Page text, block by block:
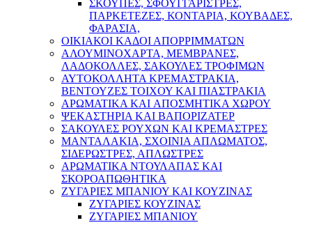
ΣΚΟΥΠΕΣ, ΣΦΟΥΓΓΑΡΙΣΤΡΕΣ,
ΠΑΡΚΕΤΕΖΕΣ, ΚΟΝΤΑΡΙΑ, ΚΟΥΒΑΔΕΣ,
ΦΑΡΑΣΙΑ,
ΟΙΚΙΑΚΟΙ ΚΑΔΟΙ ΑΠΟΡΡΙΜΜΑΤΩΝ
ΑΛΟΥΜΙΝΟΧΑΡΤΑ, ΜΕΜΒΡΑΝΕΣ,
ΛΑΔΟΚΟΛΛΕΣ, ΣΑΚΟΥΛΕΣ ΤΡΟΦΙΜΩΝ
ΑΥΤΟΚΟΛΛΗΤΑ ΚΡΕΜΑΣΤΡΑΚΙΑ,
ΒΕΝΤΟΥΖΕΣ ΤΟΙΧΟΥ ΚΑΙ ΠΙΑΣΤΡΑΚΙΑ
ΑΡΩΜΑΤΙΚΑ KAI ΑΠΟΣΜΗΤΙΚΑ ΧΩΡΟΥ
ΨΕΚΑΣΤΗΡΙΑ ΚΑΙ ΒΑΠΟΡΙΖΑΤΕΡ
ΣΑΚΟΥΛΕΣ ΡΟΥΧΩΝ ΚΑΙ ΚΡΕΜΑΣΤΡΕΣ
ΜΑΝΤΑΛΑΚΙΑ, ΣΧΟΙΝΙΑ ΑΠΛΩΜΑΤΟΣ,
ΣΙΔΕΡΩΣΤΡΕΣ, ΑΠΛΩΣΤΡΕΣ
ΑΡΩΜΑΤΙΚΑ ΝΤΟΥΛΑΠΑΣ ΚΑΙ
ΣΚΟΡΟΑΠΩΘΗΤΙΚΑ
ΖΥΓΑΡΙΕΣ ΜΠΑΝΙΟΥ ΚΑΙ ΚΟΥΖΙΝΑΣ
ΖΥΓΑΡΙΕΣ ΚΟΥΖΙΝΑΣ
ΖΥΓΑΡΙΕΣ ΜΠΑΝΙΟΥ